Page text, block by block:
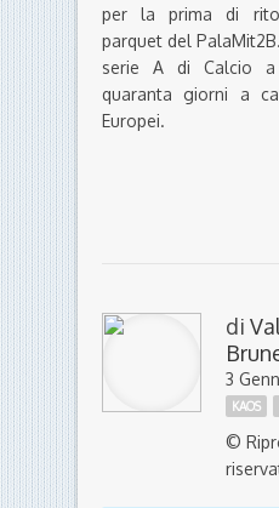
per la prima di
parquet del
serie A di Calcio
quaranta giorni a
Europei.
di
3
KAOS
©